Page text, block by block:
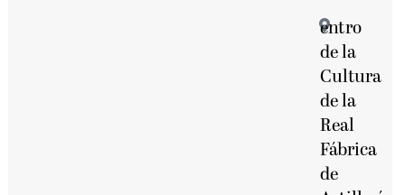
entro
de la
Cultura
de la
Real
Fábrica
de